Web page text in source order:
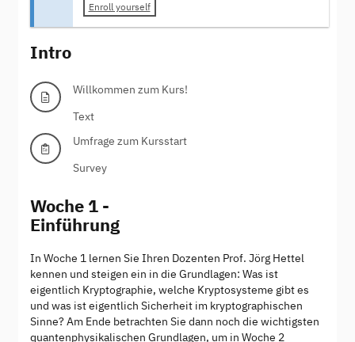
Enroll yourself
Intro
Willkommen zum Kurs!
Text
Umfrage zum Kursstart
Survey
Woche 1 -
Einführung
In Woche 1 lernen Sie Ihren Dozenten Prof. Jörg Hettel
kennen und steigen ein in die Grundlagen: Was ist
eigentlich Kryptographie, welche Kryptosysteme gibt es
und was ist eigentlich Sicherheit im kryptographischen
Sinne? Am Ende betrachten Sie dann noch die wichtigsten
quantenphysikalischen Grundlagen, um in Woche 2